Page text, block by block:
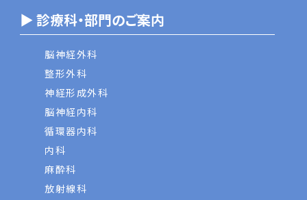
▶ 診療科・部門のご案内
脳神経外科
整形外科
神経形成外科
脳神経内科
循環器内科
内科
麻酔科
放射線科